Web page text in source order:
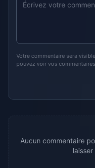
Votre commentaire sera
pouvez voir vos
Aucun commentaire